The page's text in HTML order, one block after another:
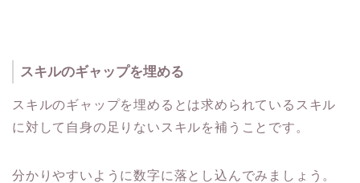
スキルのギャップを埋める
スキルのギャップを埋めるとは求められているスキル
に対して自身の足りないスキルを補うことです。
分かりやすいように数字に落とし込んでみましょう。